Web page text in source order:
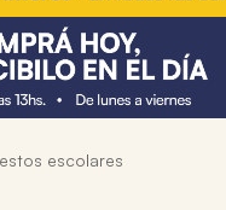
escolares